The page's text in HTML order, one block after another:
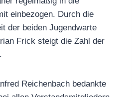
einbezogen. Durch die
der beiden Jugendwarte
Frick steigt die Zahl der
Reichenbach bedankte